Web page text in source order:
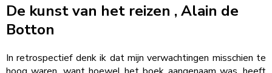
De kunst van het reizen , Alain de
Botton
In retrospectief denk ik dat mijn verwachtingen misschien te